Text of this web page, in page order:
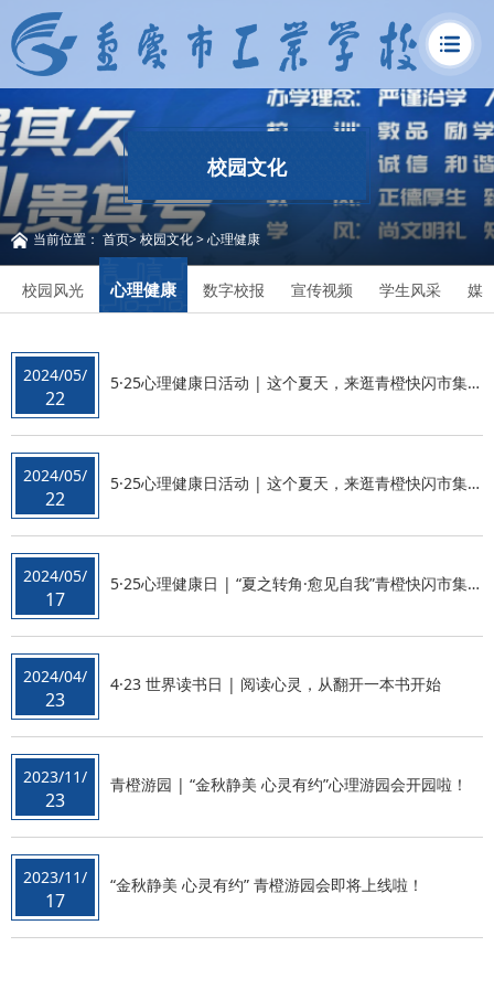
校园文化
当前位置：首页>校园文化>心理健康
校园风光 心理健康 数字校报 宣传视频 学生风采 媒
2024/05/
22
5·25心理健康日活动 | 这个夏天，来逛青橙快闪市集，为心灵抹上一缕“自愈”色彩~
2024/05/
22
5·25心理健康日活动 | 这个夏天，来逛青橙快闪市集，为心灵抹上一缕“自愈”色彩~
2024/05/
17
5·25心理健康日 | “夏之转角·愈见自我”青橙快闪市集早鸟资讯抢先知
2024/04/
23
4·23 世界读书日 | 阅读心灵，从翻开一本书开始
2023/11/
23
青橙游园 | “金秋静美 心灵有约”心理游园会开园啦！
2023/11/
17
“金秋静美 心灵有约” 青橙游园会即将上线啦！